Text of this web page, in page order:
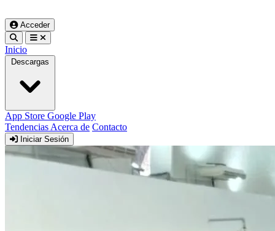
Acceder
Inicio
Descargas
App Store Google Play
Tendencias Acerca de Contacto
Iniciar Sesión